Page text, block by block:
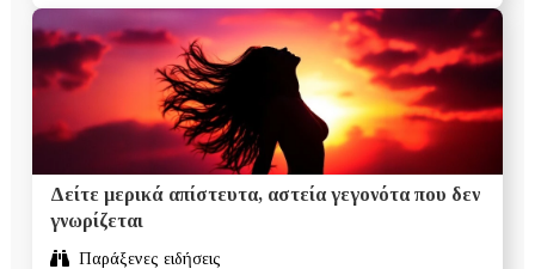
Δείτε μερικά απίστευτα, αστεία γεγονότα που δεν
γνωρίζεται
Παράξενες ειδήσεις